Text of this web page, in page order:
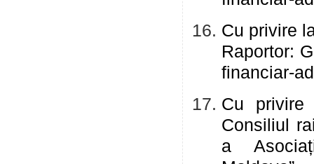
Cu privire
Raportor:
financiar-
Cu privire
Consiliul
a